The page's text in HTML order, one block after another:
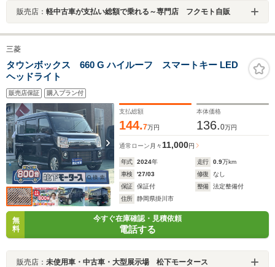
販売店： 軽中古車が支払い総額で乗れる～専門店 フクモト自販
三菱
タウンボックス 660 G ハイルーフ スマートキー LED
ヘッドライト
販売店保証 購入プラン付
支払総額
144.7万円
本体価格
136.0万円
通常ローン 月々 11,000円
年式 2024年 走行 0.9万km
車検
'27/03 修復
なし
保証
保証付 整備
法定整備付
住所
静岡県掛川市
無
料
今すぐ在庫確認・見積依頼
電話する
販売店： 未使用車・中古車・大型展示場 松下モータース